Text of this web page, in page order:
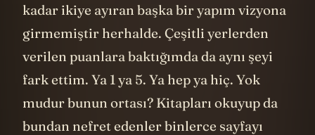
Sonuç olarak son zamanlarda izleyiciyi bu
kadar ikiye ayıran başka bir yapım vizyona
girmemiştir herhalde. Çeşitli yerlerden
verilen puanlara baktığımda da aynı şeyi
fark ettim. Ya 1 ya 5. Ya hep ya hiç. Yok
mudur bunun ortası? Kitapları okuyup da